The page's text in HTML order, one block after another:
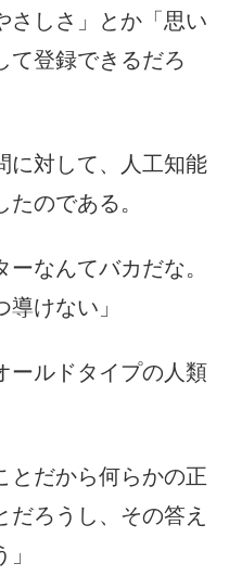
さしさ」とか「思い
て登録できるだろ
に対して、人工知能
のである。
ーなんてバカだな。
けない」
ールドタイプの人類
とだから何らかの正
だろうし、その答え